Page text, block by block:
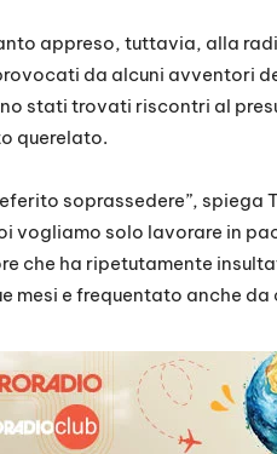
appreso, tuttavia, alla
da alcuni avventori
stati trovati riscontri al
querelato.
soprassedere”, spiega
vogliamo solo lavorare in
che ha ripetutamente
mesi e frequentato anche da